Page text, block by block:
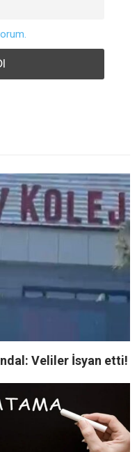
Veliler İsyan etti!